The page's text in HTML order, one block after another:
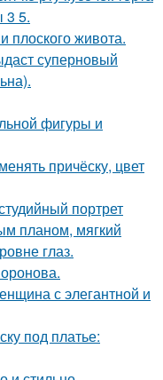
3 5.
плоского живота.
суперновый
фигуры и
причёску, цвет
портрет
планом, мягкий
глаз.
с элегантной и
под платье: